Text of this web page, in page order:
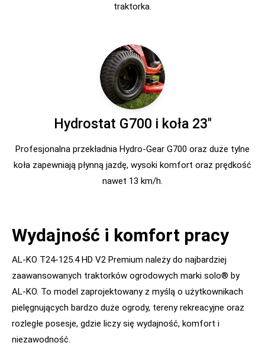
traktorka.
Hydrostat G700 i koła 23″
Profesjonalna przekładnia Hydro-Gear G700 oraz duże tylne
koła zapewniają płynną jazdę, wysoki komfort oraz prędkość
nawet 13 km/h.
Wydajność i komfort pracy
AL-KO T24-125.4 HD V2 Premium należy do najbardziej
zaawansowanych traktorków ogrodowych marki solo® by
AL-KO. To model zaprojektowany z myślą o użytkownikach
pielęgnujących bardzo duże ogrody, tereny rekreacyjne oraz
rozległe posesje, gdzie liczy się wydajność, komfort i
niezawodność.